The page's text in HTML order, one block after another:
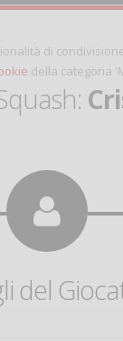
di
della categoria
del